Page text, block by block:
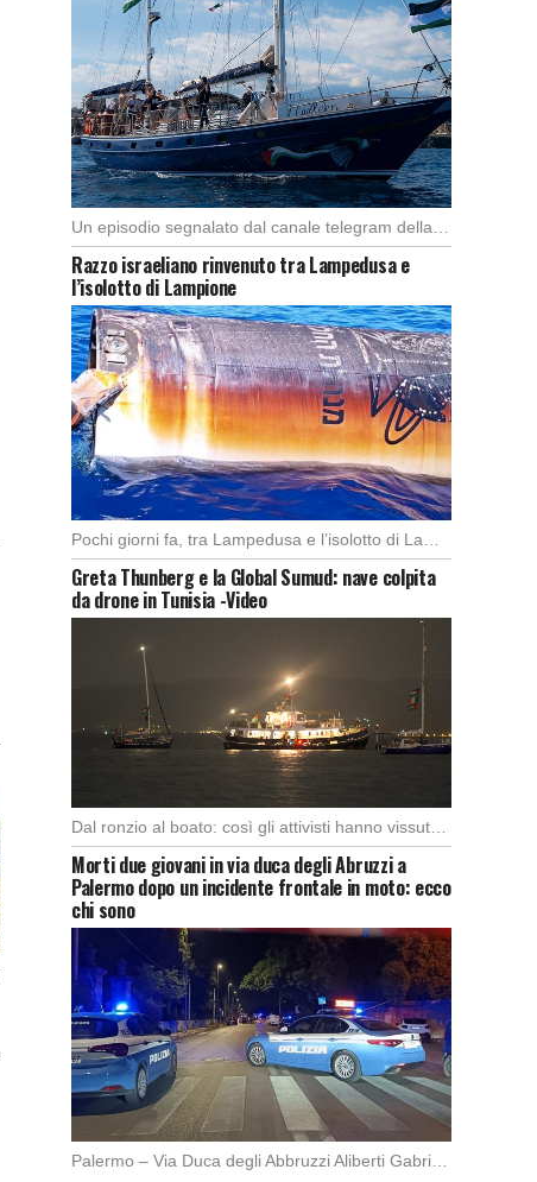
Razzo israeliano rinvenuto tra Lampedusa e
l’isolotto di Lampione
Greta Thunberg e la Global Sumud: nave colpita
da drone in Tunisia -Video
Morti due giovani in via duca degli Abruzzi a
Palermo dopo un incidente frontale in moto: ecco
chi sono